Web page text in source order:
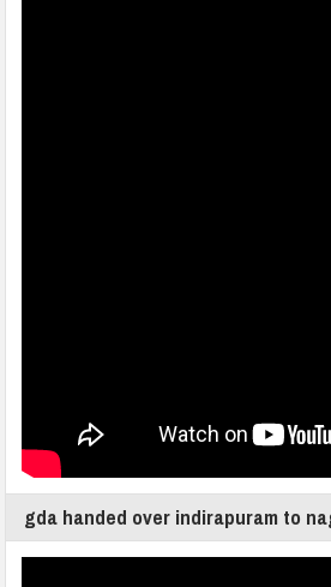
gda handed over indirapuram to